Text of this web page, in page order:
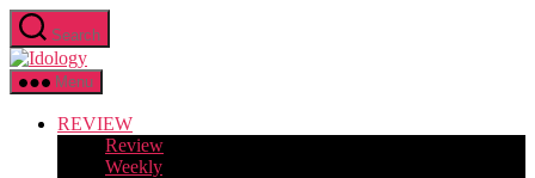
Skip
to
the
content
Search
Idology
Menu
REVIEW
Review
Weekly